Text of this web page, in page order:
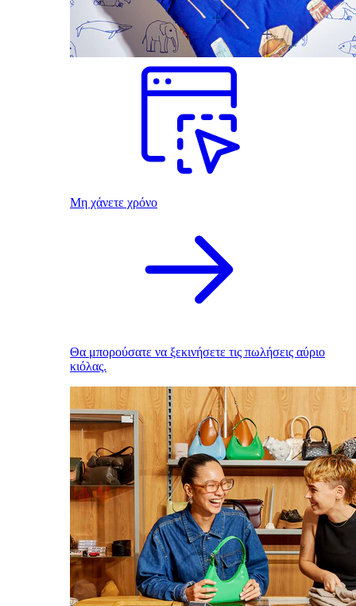
Μη χάνετε χρόνο
Θα μπορούσατε να ξεκινήσετε τις πωλήσεις αύριο
κιόλας.